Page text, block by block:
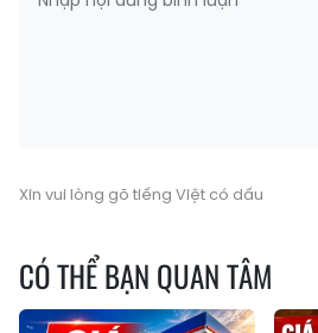
Xin vui lòng gõ tiếng Việt có dấu
CÓ THỂ BẠN QUAN TÂM